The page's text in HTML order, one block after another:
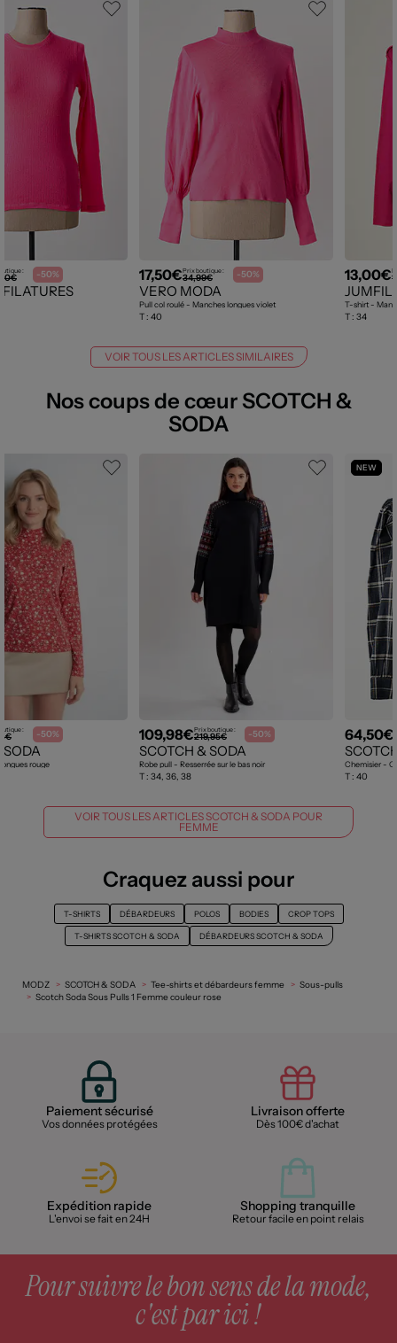
: -50% 17,50€Prix boutique :
34,99€ -50%
VERO MODA
Pull col roulé - Manches longues violet
T : 40
13,00€
JUMFIL
T-shirt -
T : 34
VOIR TOUS LES ARTICLES SIMILAIRES
Nos coups de cœur SCOTCH &
SODA
: -50%
SODA
rouge
109,98€Prix boutique :
219,95€ -50%
SCOTCH & SODA
Robe pull - Resserrée sur le bas noir
T : 34, 36, 38
NEW
64,50€
Chemisier -
T : 40
VOIR TOUS LES ARTICLES SCOTCH & SODA POUR
FEMME
Craquez aussi pour
T-SHIRTS DÉBARDEURS POLOS BODIES CROP TOPS
T-SHIRTS SCOTCH & SODA DÉBARDEURS SCOTCH & SODA
MODZ SCOTCH & SODA Tee-shirts et débardeurs femme
Sous-pulls
Scotch Soda Sous Pulls 1 Femme couleur rose
Paiement sécurisé
Vos données protégées
Livraison offerte
Dès 100€ d'achat
Expédition rapide
L'envoi se fait en 24H
Shopping tranquille
Retour facile en point relais
Pour suivre le bon sens de la mode,
c'est par ici !